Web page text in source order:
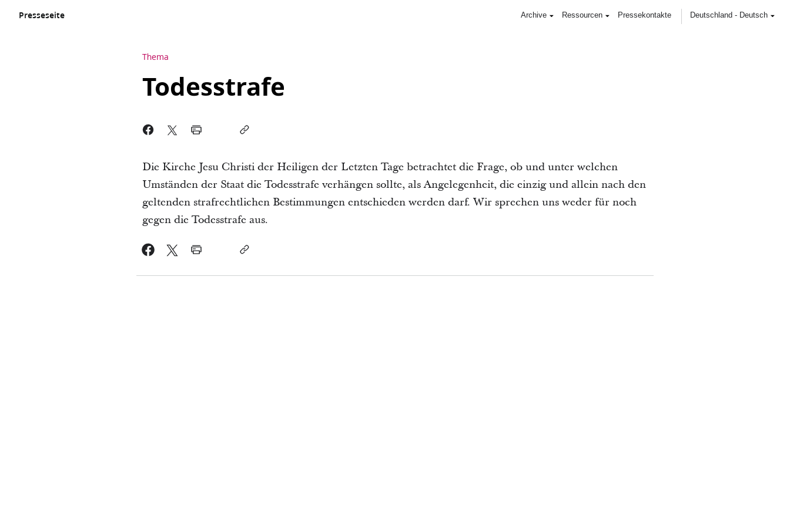
Presseseite Archive Ressourcen Pressekontakte Deutschland - Deutsch
Thema
Todesstrafe
Die Kirche Jesu Christi der Heiligen der Letzten Tage betrachtet die Frage, ob und unter welchen
Umständen der Staat die Todesstrafe verhängen sollte, als Angelegenheit, die einzig und allein nach den
geltenden strafrechtlichen Bestimmungen entschieden werden darf. Wir sprechen uns weder für noch
gegen die Todesstrafe aus.